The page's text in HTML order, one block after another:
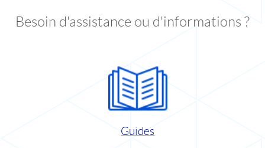
Besoin d'assistance ou d'informations ?
Guides